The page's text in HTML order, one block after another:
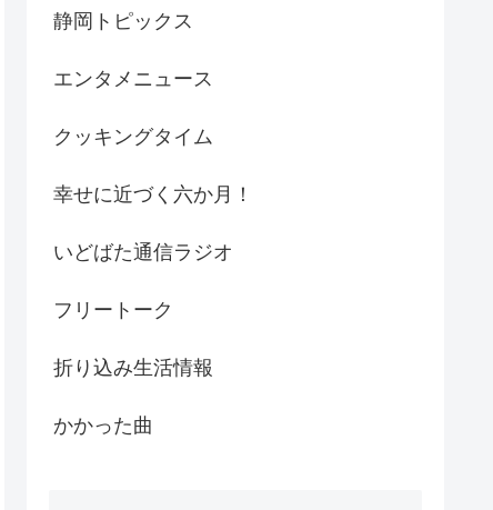
静岡トピックス
エンタメニュース
クッキングタイム
幸せに近づく六か月！
いどばた通信ラジオ
フリートーク
折り込み生活情報
かかった曲